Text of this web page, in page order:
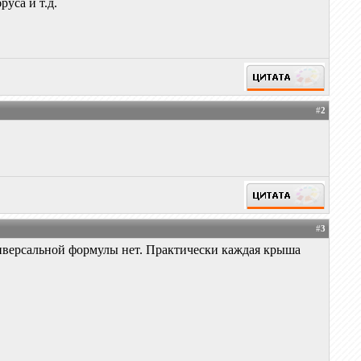
и т.д.
#2
#3
формулы нет. Практически каждая крыша